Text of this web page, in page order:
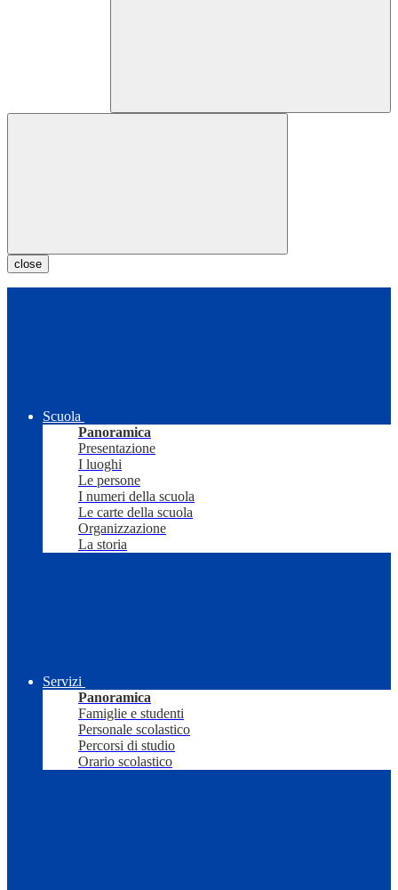
close
Scuola
Panoramica
Presentazione
I luoghi
Le persone
I numeri della scuola
Le carte della scuola
Organizzazione
La storia
Servizi
Panoramica
Famiglie e studenti
Personale scolastico
Percorsi di studio
Orario scolastico